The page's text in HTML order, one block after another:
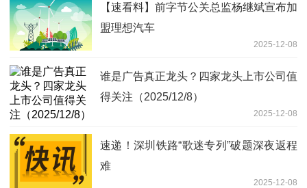
【速看料】前字节公关总监杨继斌宣布加
盟理想汽车
2025-12-08
谁是广告真正龙头？四家龙头上市公司值
得关注（2025/12/8）
2025-12-08
速递！深圳铁路“歌迷专列”破题深夜返程
难
2025-12-08